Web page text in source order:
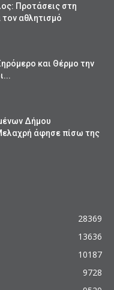
Προτάσεις στη
τον αθλητισμό
και Θέρμο την
Δήμου
άφησε πίσω της
28369
13636
10187
9728